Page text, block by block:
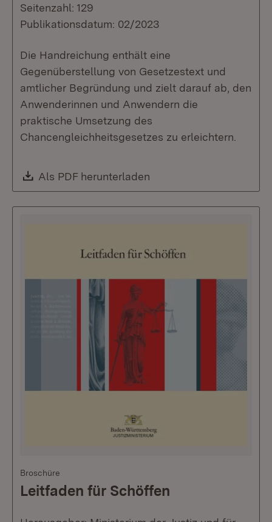
Seitenzahl: 129
Publikationsdatum: 02/2023
Die Handreichung enthält eine
Gegenüberstellung von Gesetzestext und
amtlicher Begründung und zielt darauf ab, den
Anwenderinnen und Anwendern die
praktische Umsetzung des
Chancengleichheitsgesetzes zu erleichtern.
Download:
Als PDF herunterladen
Broschüre
Leitfaden für Schöffen